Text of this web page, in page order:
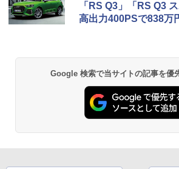
「RS Q3」「RS Q3
高出力400PSで838万
Google 検索で当サイトの記事を優